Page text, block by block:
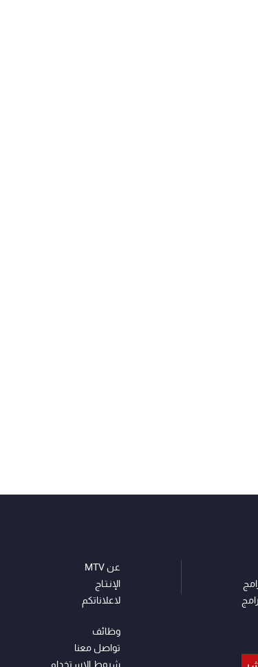
عن MTV
الإنـتـاج
لاعلاناتكم
وظائف
تواصل معنا
شروط الإسـتخدام